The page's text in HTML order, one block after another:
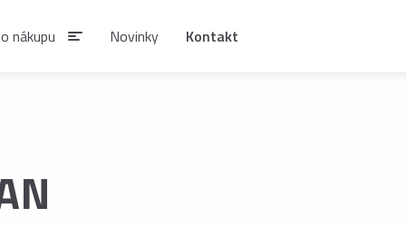
A NÁPOJOVÉ
nákupu Novinky Kontakt